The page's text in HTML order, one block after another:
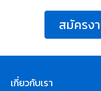
สมัครง
เกี่ยวกับเรา